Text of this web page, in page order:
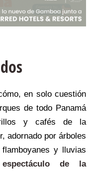
en solo cuestión
de todo Panamá
y cafés de la
adornado por árboles
y lluvias
de la